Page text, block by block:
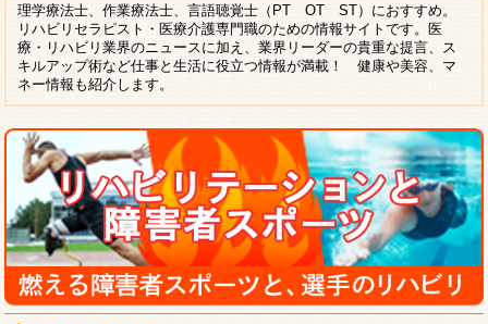
理学療法士、作業療法士、言語聴覚士（PT OT ST）におすすめ。
リハビリセラピスト・医療介護専門職のための情報サイトです。医
療・リハビリ業界のニュースに加え、業界リーダーの貴重な提言、ス
キルアップ術など仕事と生活に役立つ情報が満載！ 健康や美容、マ
ネー情報も紹介します。